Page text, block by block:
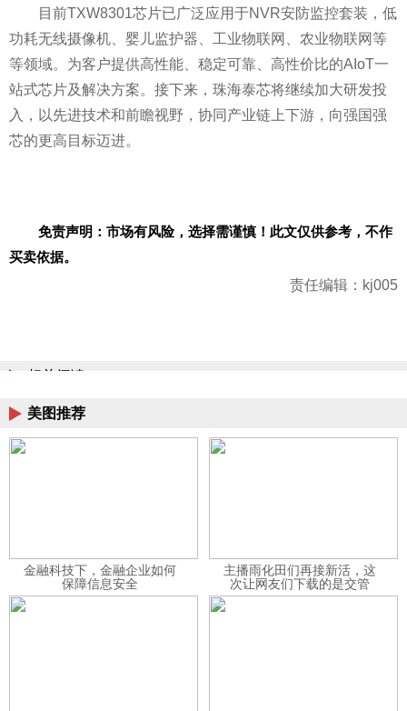
目前TXW8301芯片已广泛应用于NVR安防监控套装，低
功耗无线摄像机、婴儿监护器、工业物联网、农业物联网等
等领域。为客户提供高性能、稳定可靠、高性价比的AIoT一
站式芯片及解决方案。接下来，珠海泰芯将继续加大研发投
入，以先进技术和前瞻视野，协同产业链上下游，向强国强
芯的更高目标迈进。
免责声明：市场有风险，选择需谨慎！此文仅供参考，不作
买卖依据。
责任编辑：kj005
相关阅读
美图推荐
金融科技下，金融企业如何
保障信息安全
主播雨化田们再接新活，这
次让网友们下载的是交管
12123APP